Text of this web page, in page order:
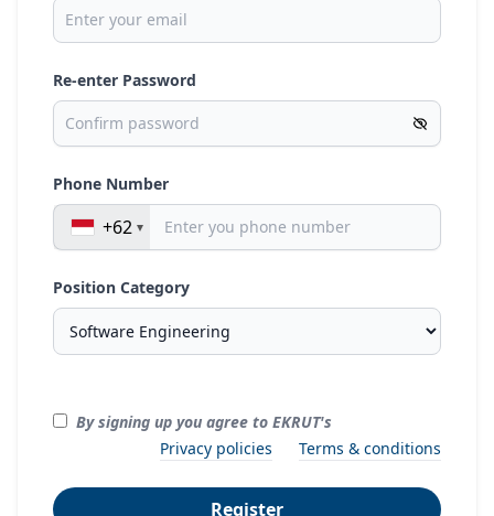
Re-enter Password
Phone Number
+62
Position Category
By signing up you agree to EKRUT's
Privacy policies
Terms & conditions
Register